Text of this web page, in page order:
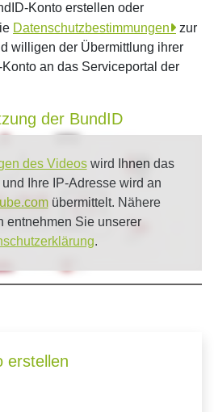
Konto erstellen oder
Datenschutzbestimmungen
zur
willigen der Übermittlung ihrer
an das Serviceportal der
der BundID
des Videoswird Ihnen das
Ihre IP-Adresse wird an
übermittelt. Nähere
entnehmen Sie unserer
.
erstellen